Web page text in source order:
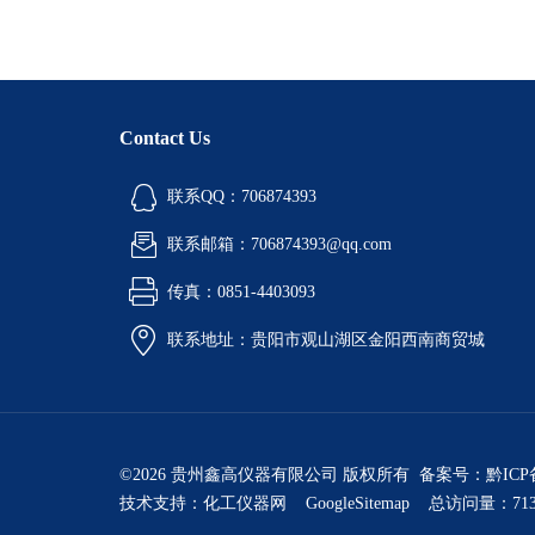
Contact Us
联系QQ：706874393
联系邮箱：706874393@qq.com
传真：0851-4403093
联系地址：贵阳市观山湖区金阳西南商贸城
©2026 贵州鑫高仪器有限公司 版权所有 备案号： 黔ICP
技术支持： 化工仪器网 GoogleSitemap 总访问量：